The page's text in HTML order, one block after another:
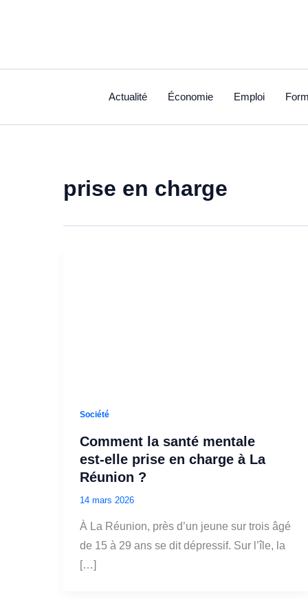
Actualité Économie Emploi
prise en charge
Société
Comment la santé mentale
est‑elle prise en charge à La
Réunion ?
14 mars 2026
À La Réunion, près d’un jeune sur trois âgé
de 15 à 29 ans se dit dépressif. Sur l’île, la
[…]